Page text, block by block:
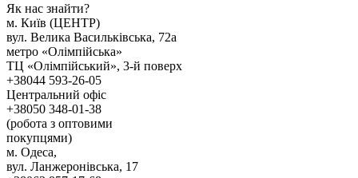
Як наc знайти?
м. Киïв (ЦЕНТР)
вул. Велика Васильківська, 72а
метро «Олімпійська»
ТЦ «Олімпійський», 3-й поверх
+38044 593-26-05
Центральний офіс
+38050 348-01-38
(робота з оптовими
покупцями)
м. Одеса,
вул. Ланжеронівська, 17